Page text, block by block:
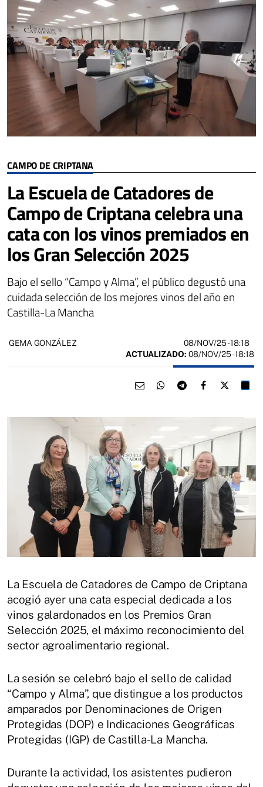
CAMPO DE CRIPTANA
La Escuela de Catadores de
Campo de Criptana celebra una
cata con los vinos premiados en
los Gran Selección 2025
Bajo el sello “Campo y Alma”, el público degustó una
cuidada selección de los mejores vinos del año en
Castilla-La Mancha
GEMA GONZÁLEZ 08/NOV/25- 18:18
ACTUALIZADO: 08/NOV/25 - 18:18
La Escuela de Catadores de Campo de Criptana
acogió ayer una cata especial dedicada a los
vinos galardonados en los Premios Gran
Selección 2025, el máximo reconocimiento del
sector agroalimentario regional.
La sesión se celebró bajo el sello de calidad
“Campo y Alma”, que distingue a los productos
amparados por Denominaciones de Origen
Protegidas (DOP) e Indicaciones Geográficas
Protegidas (IGP) de Castilla-La Mancha.
Durante la actividad, los asistentes pudieron